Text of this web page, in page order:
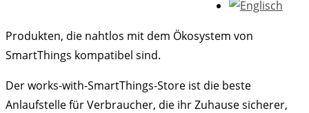
Produkten, die nahtlos mit dem Ökosystem von
SmartThings kompatibel sind.
Der works-with-SmartThings-Store ist die beste
Anlaufstelle für Verbraucher, die ihr Zuhause sicherer,